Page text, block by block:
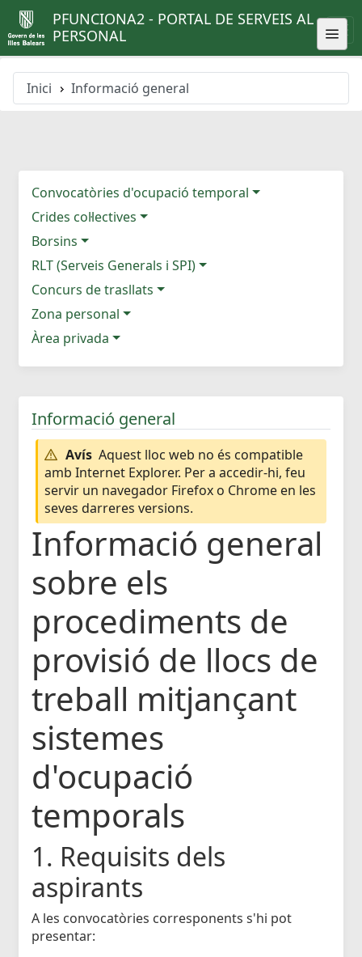
PFUNCIONA2 - PORTAL DE SERVEIS AL
PERSONAL
Inici Informació general
Convocatòries d'ocupació temporal
Crides col·lectives
Borsins
RLT (Serveis Generals i SPI)
Concurs de trasllats
Zona personal
Àrea privada
Informació general
Avís Aquest lloc web no és compatible
amb Internet Explorer. Per a accedir-hi, feu
servir un navegador Firefox o Chrome en les
seves darreres versions.
Informació general
sobre els
procediments de
provisió de llocs de
treball mitjançant
sistemes
d'ocupació
temporals
1. Requisits dels
aspirants
A les convocatòries corresponents s'hi pot
presentar: